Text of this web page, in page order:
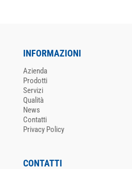
INFORMAZIONI
Azienda
Prodotti
Servizi
Qualità
News
Contatti
Privacy Policy
CONTATTI